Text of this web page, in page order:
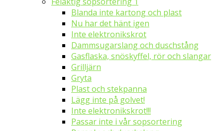
Blanda inte kartong och plast
Nu har det hänt igen
Inte elektronikskrot
Dammsugarslang och duschstång
Gasflaska, snöskyffel, rör och slangar
Grilljärn
Gryta
Plast och stekpanna
Lägg inte på golvet!
Inte elektronikskrot!!!
Passar inte i vår sopsortering